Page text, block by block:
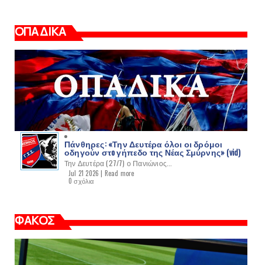
ΟΠΑΔΙΚΑ
Πάνθηρες: «Την Δευτέρα όλοι οι δρόμοι
οδηγούν στo γήπεδο της Νέας Σμύρνης» (vid)
Την Δευτέρα (27/7) ο Πανιώνιος...
Jul 21 2026 | Read more
0 σχόλια
ΦΑΚΟΣ